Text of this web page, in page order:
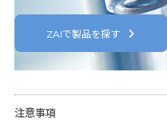
ZAIで製品を探す
注意事項